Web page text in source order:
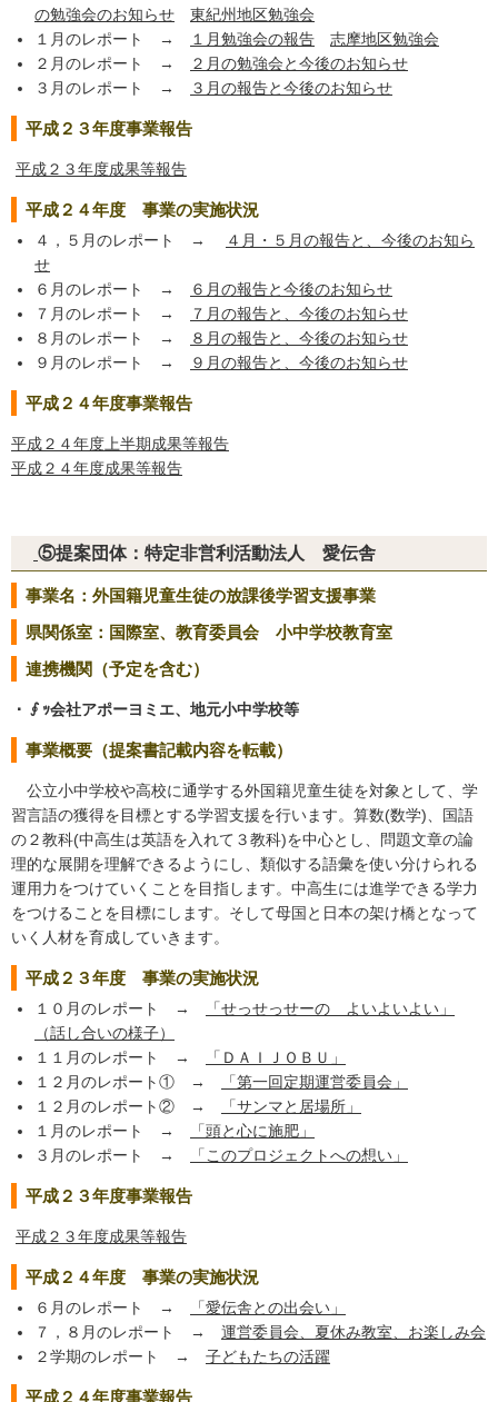
の勉強会のお知らせ
東紀州地区勉強会
１月のレポート →
１月勉強会の報告
志摩地区勉強会
２月のレポート →
２月の勉強会と今後のお知らせ
３月のレポート →
３月の報告と今後のお知らせ
平成２３年度事業報告
平成２３年度成果等報告
平成２４年度 事業の実施状況
４，５月のレポート →
４月・５月の報告と、今後のお知ら
せ
６月のレポート →
６月の報告と今後のお知らせ
７月のレポート →
７月の報告と、今後のお知らせ
８月のレポート →
８月の報告と、今後のお知らせ
９月のレポート →
９月の報告と、今後のお知らせ
平成２４年度事業報告
平成２４年度上半期成果等報告
平成２４年度成果等報告
⑤提案団体：特定非営利活動法人 愛伝舎
事業名：外国籍児童生徒の放課後学習支援事業
県関係室：国際室、教育委員会 小中学校教育室
連携機関（予定を含む）
・∮ｯ会社アポーヨミエ、地元小中学校等
事業概要（提案書記載内容を転載）
公立小中学校や高校に通学する外国籍児童生徒を対象として、学
習言語の獲得を目標とする学習支援を行います。算数(数学)、国語
の２教科(中高生は英語を入れて３教科)を中心とし、問題文章の論
理的な展開を理解できるようにし、類似する語彙を使い分けられる
運用力をつけていくことを目指します。中高生には進学できる学力
をつけることを目標にします。そして母国と日本の架け橋となって
いく人材を育成していきます。
平成２３年度 事業の実施状況
１０月のレポート →
「せっせっせーの よいよいよい」
（話し合いの様子）
１１月のレポート →
「ＤＡＩＪＯＢＵ」
１２月のレポート① →
「第一回定期運営委員会」
１２月のレポート② →
「サンマと居場所」
１月のレポート →
「頭と心に施肥」
３月のレポート →
「このプロジェクトへの想い」
平成２３年度事業報告
平成２３年度成果等報告
平成２４年度 事業の実施状況
６月のレポート →
「愛伝舎との出会い」
７，８月のレポート → 運営委員会、夏休み教室、お楽しみ会
２学期のレポート → 子どもたちの活躍
平成２４年度事業報告